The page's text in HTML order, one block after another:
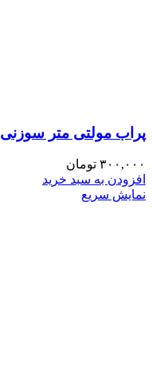
پراب مولتی متر سوزنی 20 آمپر
۳۰۰,۰۰۰ تومان
افزودن به سبد خرید
نمایش سریع